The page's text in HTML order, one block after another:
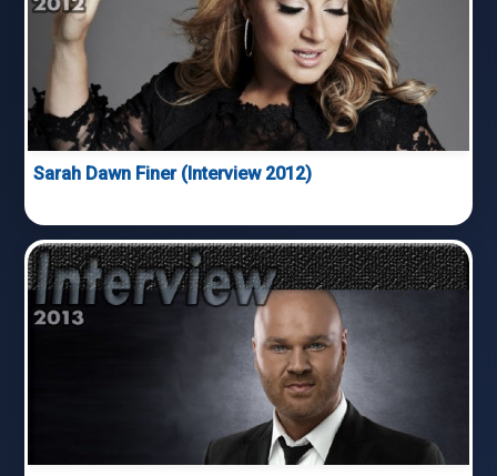
Sarah Dawn Finer (Interview 2012)